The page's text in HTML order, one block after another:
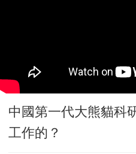
中國第一代大熊貓科
工作的？